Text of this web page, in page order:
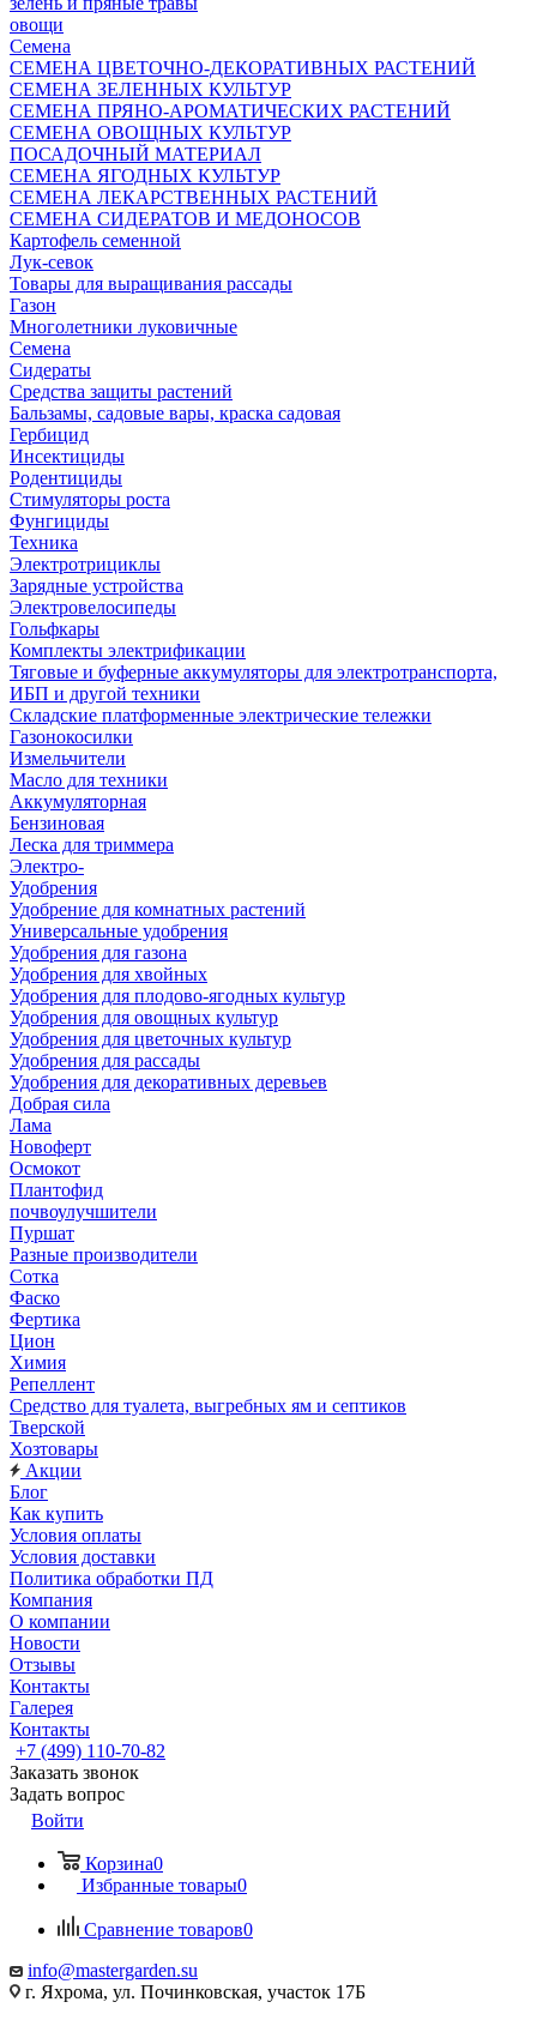
овощи
Семена
СЕМЕНА ЦВЕТОЧНО-ДЕКОРАТИВНЫХ РАСТЕНИЙ
СЕМЕНА ЗЕЛЕННЫХ КУЛЬТУР
СЕМЕНА ПРЯНО-АРОМАТИЧЕСКИХ РАСТЕНИЙ
СЕМЕНА ОВОЩНЫХ КУЛЬТУР
ПОСАДОЧНЫЙ МАТЕРИАЛ
СЕМЕНА ЯГОДНЫХ КУЛЬТУР
СЕМЕНА ЛЕКАРСТВЕННЫХ РАСТЕНИЙ
СЕМЕНА СИДЕРАТОВ И МЕДОНОСОВ
Картофель семенной
Лук-севок
Товары для выращивания рассады
Газон
Многолетники луковичные
Семена
Сидераты
Средства защиты растений
Бальзамы, садовые вары, краска садовая
Гербицид
Инсектициды
Родентициды
Стимуляторы роста
Фунгициды
Техника
Электротрициклы
Зарядные устройства
Электровелосипеды
Гольфкары
Комплекты электрификации
Тяговые и буферные аккумуляторы для электротранспорта,
ИБП и другой техники
Складские платформенные электрические тележки
Газонокосилки
Измельчители
Масло для техники
Аккумуляторная
Бензиновая
Леска для триммера
Электро-
Удобрения
Удобрение для комнатных растений
Универсальные удобрения
Удобрения для газона
Удобрения для хвойных
Удобрения для плодово-ягодных культур
Удобрения для овощных культур
Удобрения для цветочных культур
Удобрения для рассады
Удобрения для декоративных деревьев
Добрая сила
Лама
Новоферт
Осмокот
Плантофид
почвоулучшители
Пуршат
Разные производители
Сотка
Фаско
Фертика
Цион
Химия
Репеллент
Средство для туалета, выгребных ям и септиков
Тверской
Хозтовары
Акции
Блог
Как купить
Условия оплаты
Условия доставки
Политика обработки ПД
Компания
О компании
Новости
Отзывы
Контакты
Галерея
Контакты
+7 (499) 110-70-82
Заказать звонок
Задать вопрос
Войти
Корзина0
Избранные товары0
Сравнение товаров0
info@mastergarden.su
г. Яхрома, ул. Починковская, участок 17Б